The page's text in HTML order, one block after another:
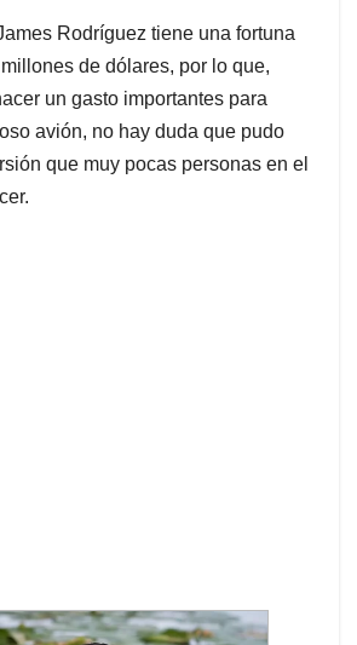
Rodríguez tiene una fortuna
de dólares, por lo que,
un gasto importantes para
avión, no hay duda que pudo
que muy pocas personas en el